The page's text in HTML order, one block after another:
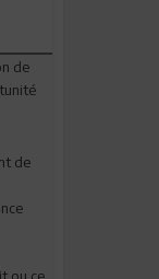
de
de